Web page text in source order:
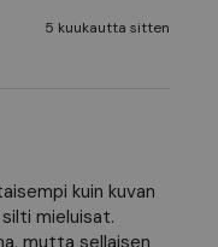
5 kuukautta sitten
kuin kuvan
mieluisat.
mutta sellaisen